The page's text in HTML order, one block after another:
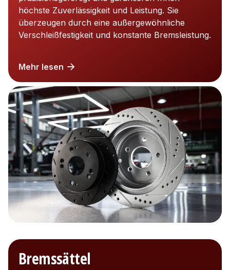
höchste Zuverlässigkeit und Leistung. Sie
überzeugen durch eine außergewöhnliche
Verschleißfestigkeit und konstante Bremsleistung.
Mehr lesen
Bremssättel